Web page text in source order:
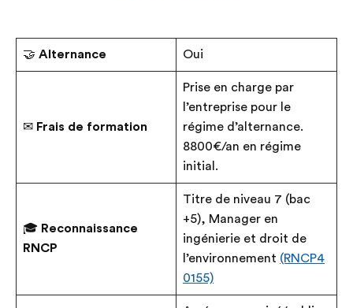
🤝 Alternance Oui
✉ Frais de formation
Prise en charge par
l’entreprise pour le
régime d’alternance.
8800€/an en régime
initial.
🎓 Reconnaissance
RNCP
Titre de niveau 7 (bac
+5), Manager en
ingénierie et droit de
l’environnement (RNCP4
0155)